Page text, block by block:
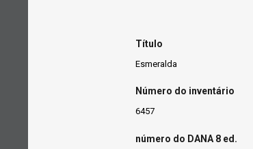
Título
Esmeralda
Número do inventário
6457
número do DANA 8 ed.